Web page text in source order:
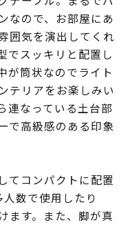
なので、お部屋にあ
囲気を演出してくれ
でスッキリと配置し
が筒状なのでライト
テリアをお楽しみい
連なっている土台部
で高級感のある印象
てコンパクトに配置
数で使用したり
ます。また、脚が真